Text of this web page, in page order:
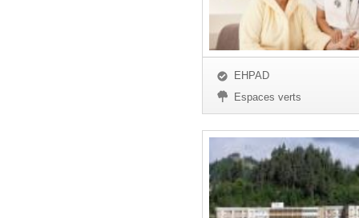
EHPAD
Espaces verts